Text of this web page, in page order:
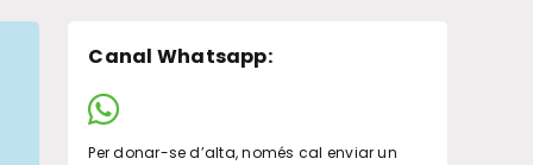
Canal Whatsapp:
Per donar-se d’alta, només cal enviar un